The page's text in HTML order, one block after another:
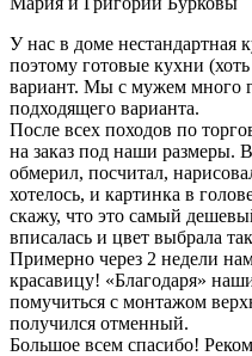
У нас в доме нестандартная
поэтому готовые кухни
вариант. Мы с мужем много
подходящего варианта.
После всех походов по
на заказ под наши размеры.
обмерил, посчитал,
хотелось, и картинка в
скажу, что это самый
вписалась и цвет выбрала
Примерно через 2 недели
красавицу! «Благодаря»
помучиться с монтажом
получился отменный.
Большое всем спасибо!